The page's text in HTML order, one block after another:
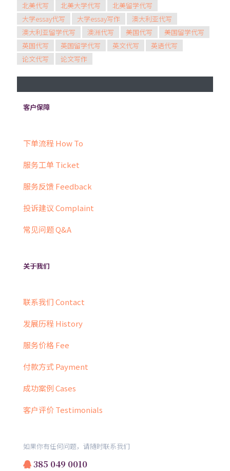
北美代写
北美大学代写
北美留学代写
大学essay代写
大学essay写作
澳大利亚代写
澳大利亚留学代写
澳洲代写 美国代写
美国留学代写
英国代写
英国留学代写 英文代写
英语代写
论文代写
论文写作
2025年2月22日
如何撰写高分的大学案例分析
Case Study 报告：中国留学生实
战指南
2022年2月5日
如何写好一篇Leadership Essay
2022年1月28日
写一篇好的哲学论文（The
Philosophy Essay）论文你需要
知道的一切
2022年1月26日
7条您应该摒弃的写作坏习惯
2022年1月25日
如何更好的阅读并理解学校的论文
（essay）和作业
（assignment）
2022年1月23日
如何写一篇超越其他文章的短论文
（Short Essay）
客户保障
下单流程 How To
服务工单 Ticket
服务反馈 Feedback
投诉建议 Complaint
常见问题 Q&A
关于我们
联系我们 Contact
发展历程 History
服务价格 Fee
付款方式 Payment
成功案例 Cases
客户评价 Testimonials
如果你有任何问题，请随时联系我们
385 049 0010